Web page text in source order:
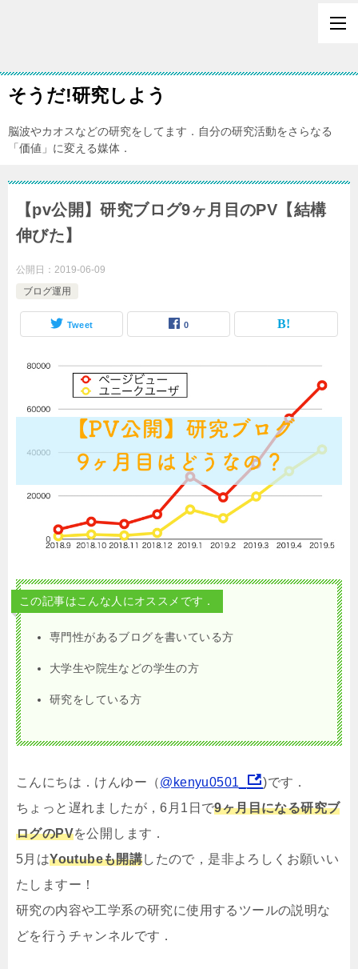
そうだ!研究しよう
脳波やカオスなどの研究をしてます．自分の研究活動をさらなる
「価値」に変える媒体．
【pv公開】研究ブログ9ヶ月目のPV【結構
伸びた】
公開日： 2019-06-09
ブログ運用
Tweet 0
この記事はこんな人にオススメです．
専門性があるブログを書いている方
大学生や院生などの学生の方
研究をしている方
こんにちは．けんゆー（@kenyu0501_
)です．
ちょっと遅れましたが，6月1日で9ヶ月目になる研究ブ
ログのPVを公開します．
5月はYoutubeも開講したので，是非よろしくお願いい
たしますー！
研究の内容や工学系の研究に使用するツールの説明な
どを行うチャンネルです．